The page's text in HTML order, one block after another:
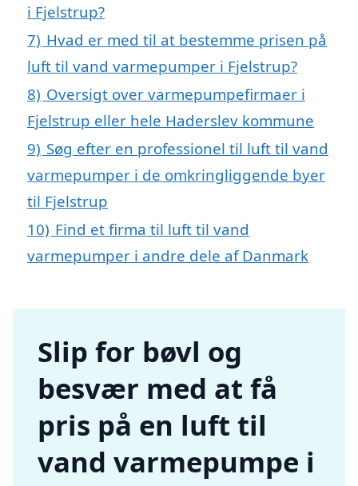
i Fjelstrup?
7) Hvad er med til at bestemme prisen på
luft til vand varmepumper i Fjelstrup?
8) Oversigt over varmepumpefirmaer i
Fjelstrup eller hele Haderslev kommune
9) Søg efter en professionel til luft til vand
varmepumper i de omkringliggende byer
til Fjelstrup
10) Find et firma til luft til vand
varmepumper i andre dele af Danmark
Slip for bøvl og
besvær med at få
pris på en luft til
vand varmepumpe i